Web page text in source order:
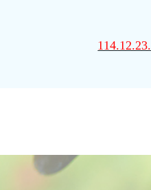
114.12.23.